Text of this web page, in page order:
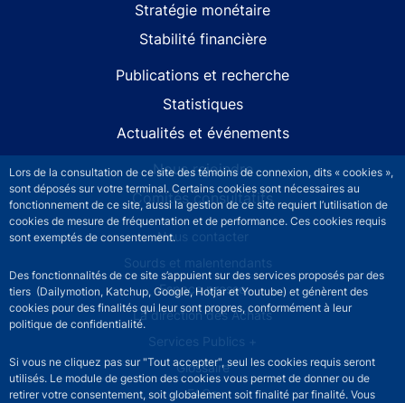
Lors de la consultation de ce site des témoins de connexion, dits « cookies »,
sont déposés sur votre terminal. Certains cookies sont nécessaires au
fonctionnement de ce site, aussi la gestion de ce site requiert l’utilisation de
cookies de mesure de fréquentation et de performance. Ces cookies requis
sont exemptés de consentement.
Des fonctionnalités de ce site s’appuient sur des services proposés par des
tiers (Dailymotion, Katchup, Google, Hotjar et Youtube) et génèrent des
cookies pour des finalités qui leur sont propres, conformément à leur
politique de confidentialité.
Si vous ne cliquez pas sur "Tout accepter", seul les cookies requis seront
utilisés. Le module de gestion des cookies vous permet de donner ou de
retirer votre consentement, soit globalement soit finalité par finalité. Vous
Stratégie monétaire
Stabilité financière
Publications et recherche
Statistiques
Actualités et événements
Nous rejoindre
Comités consultatifs
Footer secondary menuNous contacter
Sourds et malentendants
Espace presse
La direction des Achats
Services Publics +
Glossaire
FAQs